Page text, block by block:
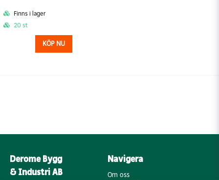
Finns i lager
20 st
KÖP NU
Derome Bygg
& Industri AB
Navigera
Om oss